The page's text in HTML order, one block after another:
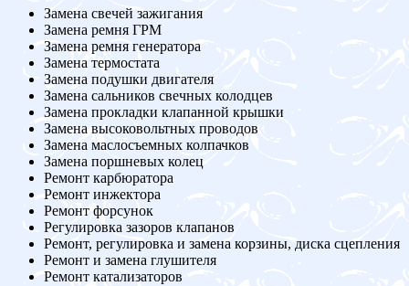
Замена свечей зажигания
Замена ремня ГРМ
Замена ремня генератора
Замена термостата
Замена подушки двигателя
Замена сальников свечных колодцев
Замена прокладки клапанной крышки
Замена высоковольтных проводов
Замена маслосъемных колпачков
Замена поршневых колец
Ремонт карбюратора
Ремонт инжектора
Ремонт форсунок
Регулировка зазоров клапанов
Ремонт, регулировка и замена корзины, диска сцепления
Ремонт и замена глушителя
Ремонт катализаторов